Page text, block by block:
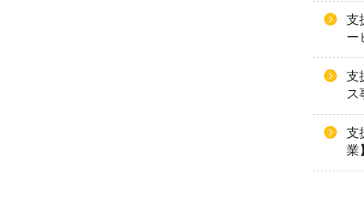
支
ー
支
ス
支
業